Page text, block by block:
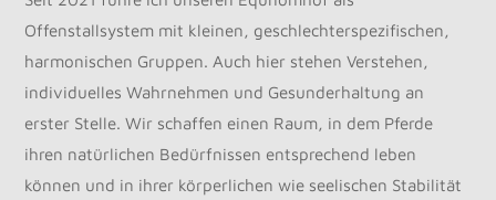
Offenstallsystem mit kleinen, geschlechterspezifischen,
harmonischen Gruppen. Auch hier stehen Verstehen,
individuelles Wahrnehmen und Gesunderhaltung an
erster Stelle. Wir schaffen einen Raum, in dem Pferde
ihren natürlichen Bedürfnissen entsprechend leben
können und in ihrer körperlichen wie seelischen Stabilität